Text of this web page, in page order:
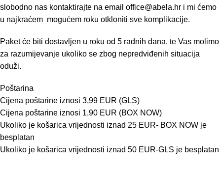
slobodno nas kontaktirajte na email office@abela.hr i mi ćemo
u najkraćem mogućem roku otkloniti sve komplikacije.
Paket će biti dostavljen u roku od 5 radnih dana, te Vas molimo
za razumijevanje ukoliko se zbog nepredviđenih situacija
oduži.
Poštarina
Cijena poštarine iznosi 3,99 EUR (GLS)
Cijena poštarine iznosi 1,90 EUR (BOX NOW)
Ukoliko je košarica vrijednosti iznad 25 EUR- BOX NOW je
besplatan
Ukoliko je košarica vrijednosti iznad 50 EUR-GLS je besplatan